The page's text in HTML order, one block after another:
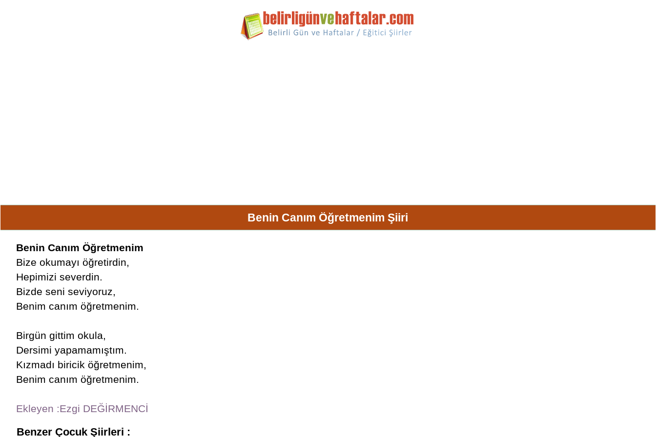
Benin Canım Öğretmenim Şiiri
Benin Canım Öğretmenim
Bize okumayı öğretirdin,
Hepimizi severdin.
Bizde seni seviyoruz,
Benim canım öğretmenim.
Birgün gittim okula,
Dersimi yapamamıştım.
Kızmadı biricik öğretmenim,
Benim canım öğretmenim.
Ekleyen :Ezgi DEĞİRMENCİ
Benzer Çocuk Şiirleri :